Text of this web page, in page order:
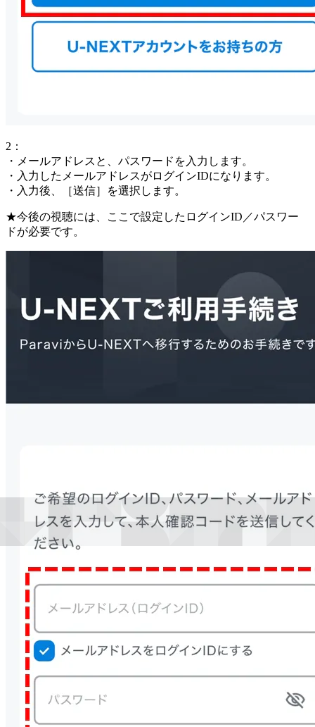
2：
・メールアドレスと、パスワードを入力します。
・入力したメールアドレスがログインIDになります。
・入力後、［送信］を選択します。
★今後の視聴には、ここで設定したログインID／パスワー
ドが必要です。